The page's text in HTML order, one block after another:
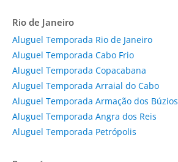
Rio de Janeiro
Aluguel Temporada Rio de Janeiro
Aluguel Temporada Cabo Frio
Aluguel Temporada Copacabana
Aluguel Temporada Arraial do Cabo
Aluguel Temporada Armação dos Búzios
Aluguel Temporada Angra dos Reis
Aluguel Temporada Petrópolis